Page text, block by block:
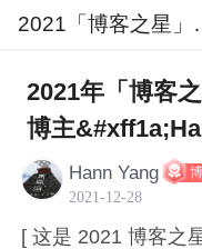
2021
社区 2021「博客
2021年「博客
博主
Hann Yang
2021-12-28
[ 这是 2021 博客之